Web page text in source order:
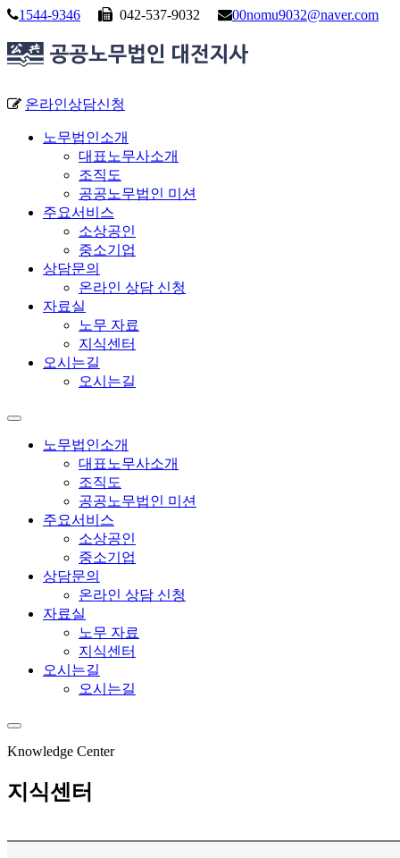
1544-9346 042-537-9032 00nomu9032@naver.com
온라인상담신청
노무법인소개
대표노무사소개
조직도
공공노무법인 미션
주요서비스
소상공인
중소기업
상담문의
온라인 상담 신청
자료실
노무 자료
지식센터
오시는길
오시는길
노무법인소개
대표노무사소개
조직도
공공노무법인 미션
주요서비스
소상공인
중소기업
상담문의
온라인 상담 신청
자료실
노무 자료
지식센터
오시는길
오시는길
Knowledge Center
지식센터